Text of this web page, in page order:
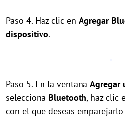
Paso 4. Haz clic en Agregar
dispositivo.
Paso 5. En la ventana Agregar
selecciona Bluetooth, haz clic
con el que deseas